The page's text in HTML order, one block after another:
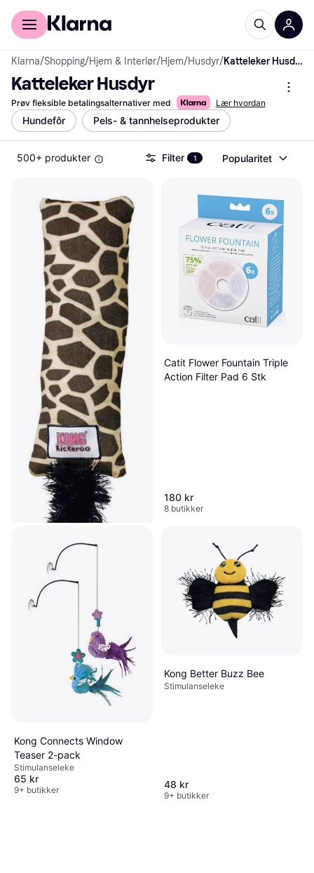
For kunder
Klarna/Shopping/Hjem & Interiør/Hjem/Husdyr/ Katteleker Husdyr
Katteleker Husdyr
Prøv fleksible betalingsalternativer med Lær hvordan
Hundefôr Pels- & tannhelseprodukter
500+ produkter Filter 1 Popularitet
Kong Kickeroo Pattern
Catit Flower Fountain Triple
Action Filter Pad 6 Stk
180 kr
8 butikker
Kong Connects Window
Teaser 2-pack
Stimulanseleke
65 kr
9+ butikker
Kong Better Buzz Bee
Stimulanseleke
48 kr
9+ butikker